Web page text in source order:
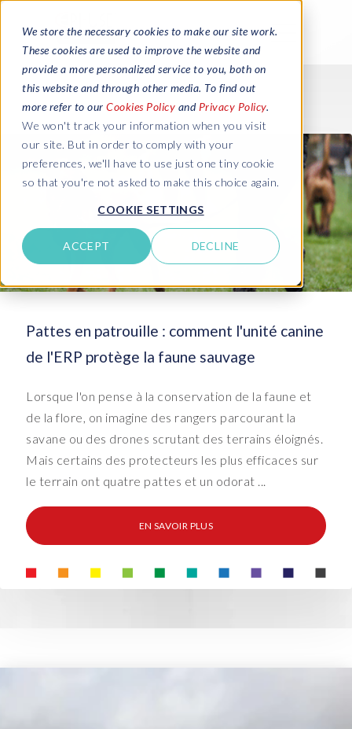
We store the necessary cookies to make our site work.
These cookies are used to improve the website and
provide a more personalized service to you, both on
this website and through other media. To find out
more refer to our Cookies Policy and Privacy Policy.
We won't track your information when you visit
our site. But in order to comply with your
preferences, we'll have to use just one tiny cookie
so that you're not asked to make this choice again.
COOKIE SETTINGS
ACCEPT DECLINE
Pattes en patrouille : comment l'unité canine
de l'ERP protège la faune sauvage
Lorsque l'on pense à la conservation de la faune et
de la flore, on imagine des rangers parcourant la
savane ou des drones scrutant des terrains éloignés.
Mais certains des protecteurs les plus efficaces sur
le terrain ont quatre pattes et un odorat ...
EN SAVOIR PLUS